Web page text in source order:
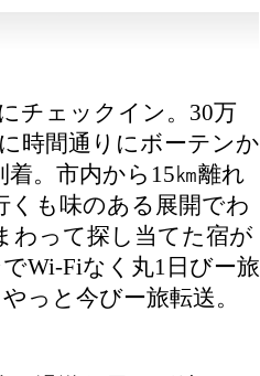
チェックイン。30万
時間通りにボーテンか
。市内から15㎞離れ
も味のある展開でわ
わって探し当てた宿が
Wi-Fiなく丸1日びー旅
っと今びー旅転送。